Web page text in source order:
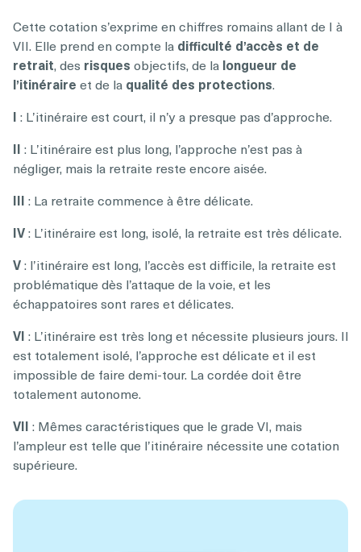
Cette cotation s’exprime en chiffres romains allant de I à
VII. Elle prend en compte la difficulté d’accès et de
retrait, des risques objectifs, de la longueur de
l’itinéraire et de la qualité des protections.
I : L’itinéraire est court, il n’y a presque pas d’approche.
II : L’itinéraire est plus long, l’approche n’est pas à
négliger, mais la retraite reste encore aisée.
III : La retraite commence à être délicate.
IV: L’itinéraire est long, isolé, la retraite est très délicate.
V: l’itinéraire est long, l’accès est difficile, la retraite est
problématique dès l’attaque de la voie, et les
échappatoires sont rares et délicates.
VI : L’itinéraire est très long et nécessite plusieurs jours. Il
est totalement isolé, l’approche est délicate et il est
impossible de faire demi-tour. La cordée doit être
totalement autonome.
VII : Mêmes caractéristiques que le grade VI, mais
l’ampleur est telle que l’itinéraire nécessite une cotation
supérieure.